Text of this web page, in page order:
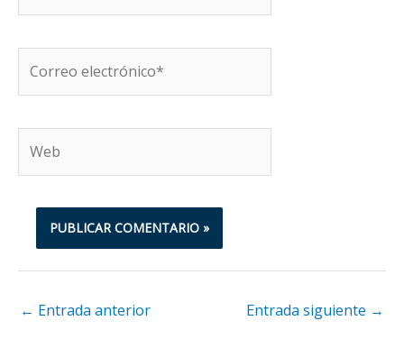
electrónico*
← Entrada anterior Entrada siguiente →